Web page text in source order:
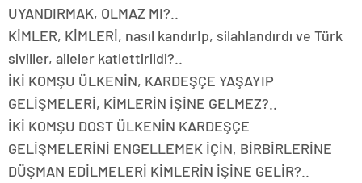
UYANDIRMAK, OLMAZ MI?..
KİMLER, KİMLERİ, nasıl kandırIp, silahlandırdı ve Türk
siviller, aileler katlettirildi?..
İKİ KOMŞU ÜLKENİN, KARDEŞÇE YAŞAYIP
GELİŞMELERİ, KİMLERİN İŞİNE GELMEZ?..
İKİ KOMŞU DOST ÜLKENİN KARDEŞÇE
GELİŞMELERİNİ ENGELLEMEK İÇİN, BİRBİRLERİNE
DÜŞMAN EDİLMELERİ KİMLERİN İŞİNE GELİR?..